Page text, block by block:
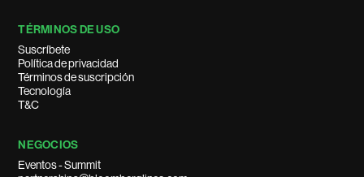
TÉRMINOS DE USO
Suscríbete
Política de privacidad
Términos de suscripción
Tecnología
T&C
NEGOCIOS
Eventos - Summit